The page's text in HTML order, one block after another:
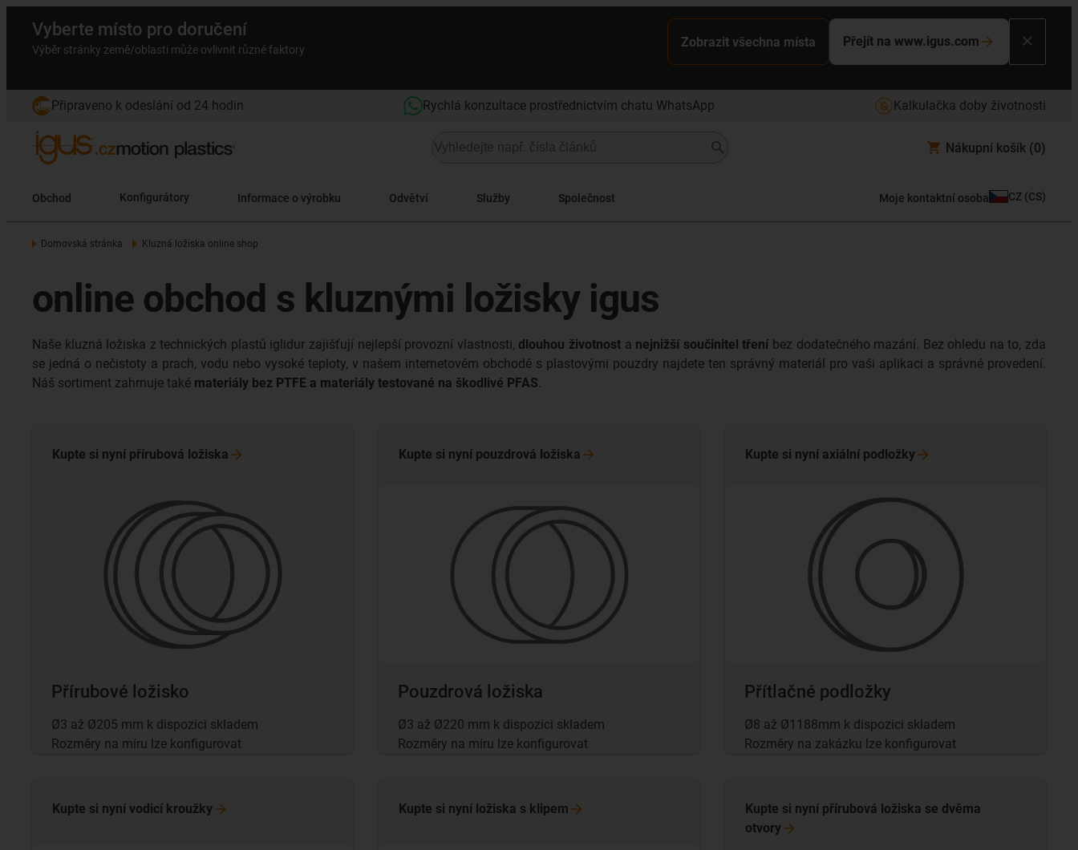
Vyberte místo pro doručení
Výběr stránky země/oblasti může ovlivnit různé faktory
Zobrazit všechna místa Přejít na www.igus.com
Připraveno k odeslání od 24 hodin Rychlá konzultace prostřednictvím chatu WhatsApp Kalkulačka doby životnosti
Nákupní košík (0)
Obchod Konfigurátory Informace o výrobku Odvětví Služby Společnost Moje kontaktní osoba CZ (CS)
Domovská stránka Kluzná ložiska online shop
online obchod s kluznými ložisky igus
Naše kluzná ložiska z technických plastů iglidur zajišťují nejlepší provozní vlastnosti, dlouhou životnost a nejnižší součinitel tření bez dodatečného mazání. Bez ohledu na to, zda
se jedná o nečistoty a prach, vodu nebo vysoké teploty, v našem internetovém obchodě s plastovými pouzdry najdete ten správný materiál pro vaši aplikaci a správné provedení.
Náš sortiment zahrnuje také materiály bez PTFE a materiály testované na škodlivé PFAS.
Přírubové ložisko
Ø3 až Ø205 mm k dispozici skladem
Rozměry na míru lze konfigurovat
Kupte si nyní přírubová ložiska
Pouzdrová ložiska
Ø3 až Ø220 mm k dispozici skladem
Rozměry na míru lze konfigurovat
Kupte si nyní pouzdrová ložiska
Přítlačné podložky
Ø8 až Ø1188mm k dispozici skladem
Rozměry na zakázku lze konfigurovat
Kupte si nyní axiální podložky
Kupte si nyní vodicí kroužky Kupte si nyní ložiska s klipem
Kupte si nyní přírubová ložiska se dvěma
otvory